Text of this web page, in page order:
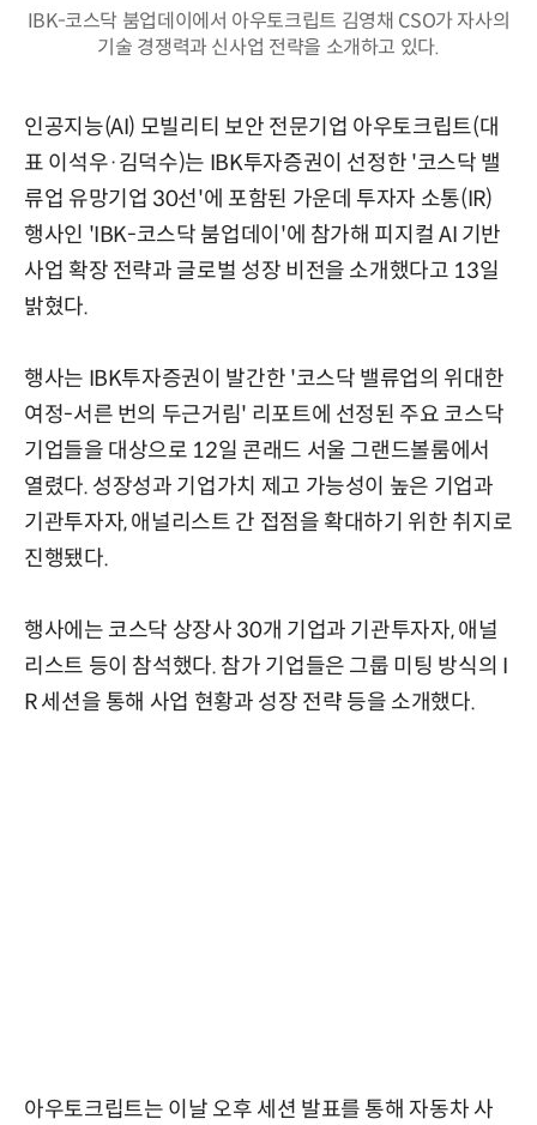
IBK-코스닥 붐업데이에서 아우토크립트 김영채 CSO가 자사의
기술 경쟁력과 신사업 전략을 소개하고 있다.
인공지능(AI) 모빌리티 보안 전문기업 아우토크립트(대
표 이석우·김덕수)는 IBK투자증권이 선정한 '코스닥 밸
류업 유망기업 30선'에 포함된 가운데 투자자 소통(IR)
행사인 'IBK-코스닥 붐업데이'에 참가해 피지컬 AI 기반
사업 확장 전략과 글로벌 성장 비전을 소개했다고 13일
밝혔다.
행사는 IBK투자증권이 발간한 '코스닥 밸류업의 위대한
여정-서른 번의 두근거림' 리포트에 선정된 주요 코스닥
기업들을 대상으로 12일 콘래드 서울 그랜드볼룸에서
열렸다. 성장성과 기업가치 제고 가능성이 높은 기업과
기관투자자, 애널리스트 간 접점을 확대하기 위한 취지로
진행됐다.
행사에는 코스닥 상장사 30개 기업과 기관투자자, 애널
리스트 등이 참석했다. 참가 기업들은 그룹 미팅 방식의 I
R 세션을 통해 사업 현황과 성장 전략 등을 소개했다.
아우토크립트는 이날 오후 세션 발표를 통해 자동차 사